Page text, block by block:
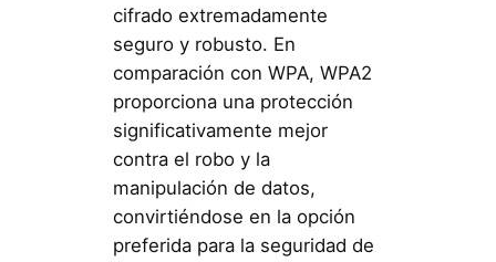
cifrado extremadamente
seguro y robusto. En
comparación con WPA, WPA2
proporciona una protección
significativamente mejor
contra el robo y la
manipulación de datos,
convirtiéndose en la opción
preferida para la seguridad de